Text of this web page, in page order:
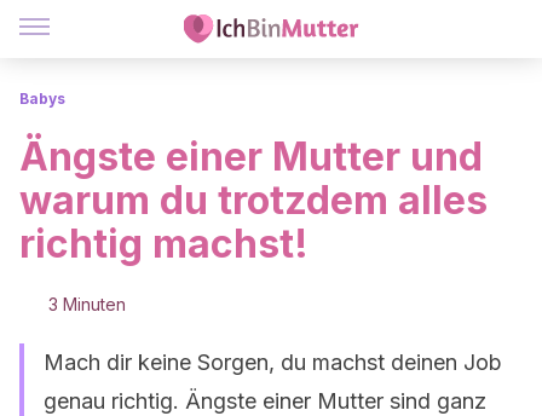
Babys
Ängste einer Mutter und
warum du trotzdem alles
richtig machst!
3 Minuten
Mach dir keine Sorgen, du machst deinen Job
genau richtig. Ängste einer Mutter sind ganz